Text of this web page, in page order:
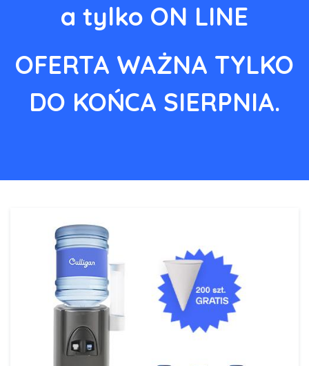
a tylko ON LINE
OFERTA WAŻNA TYLKO
DO KOŃCA SIERPNIA.